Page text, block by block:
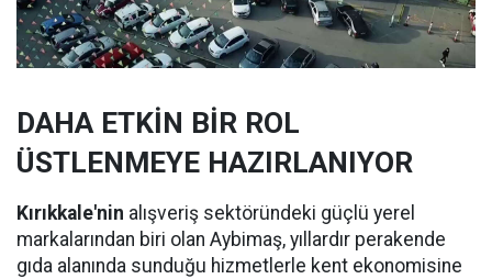
DAHA ETKİN BİR ROL
ÜSTLENMEYE HAZIRLANIYOR
Kırıkkale'nin alışveriş sektöründeki güçlü yerel
markalarından biri olan Aybimaş, yıllardır perakende
gıda alanında sunduğu hizmetlerle kent ekonomisine